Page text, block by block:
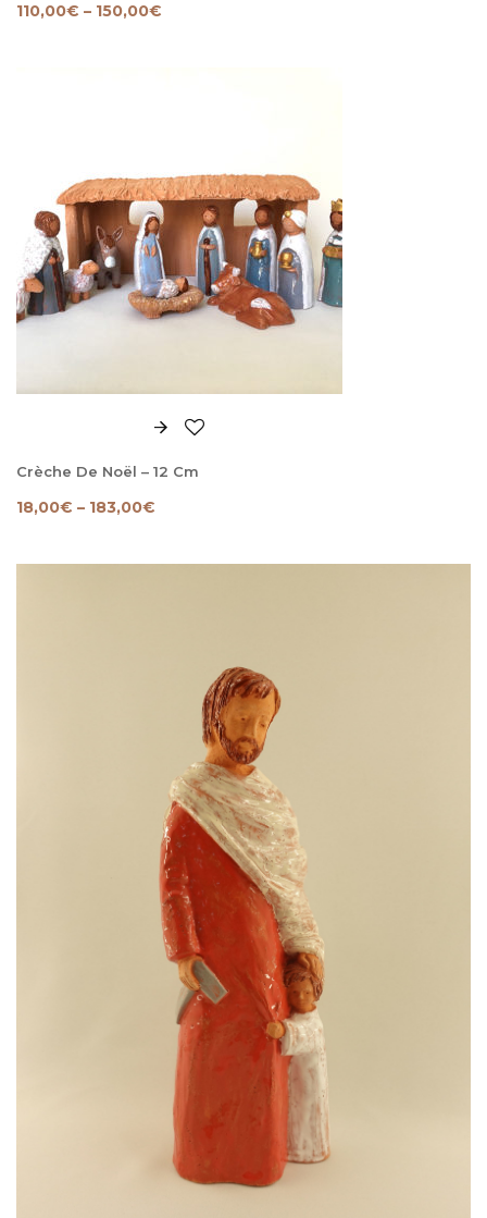
110,00€ – 150,00€
Crèche De Noël – 12 Cm
18,00€ – 183,00€